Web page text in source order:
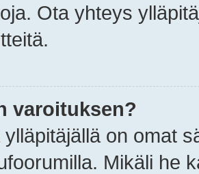
Ota yhteys
varoituksen?
on omat
Mikäli he